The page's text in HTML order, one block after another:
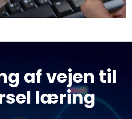
af vejen til
læring